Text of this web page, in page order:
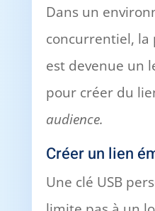
Dans un
concurrentiel, la
est devenue un
pour créer du
audience.
Créer un lien
Une clé USB